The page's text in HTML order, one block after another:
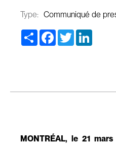
Type: Communiqué de
Share Facebook
Twitter
MONTRÉAL, le 21